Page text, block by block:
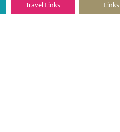
Travel Links
Links